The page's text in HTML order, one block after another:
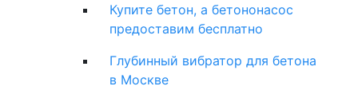
Купите бетон, а бетононасос
предоставим бесплатно
Глубинный вибратор для бетона
в Москве